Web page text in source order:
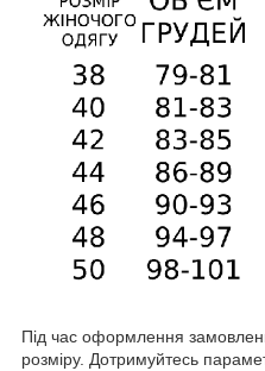
Під час оформлення
розміру. Дотримуйтесь